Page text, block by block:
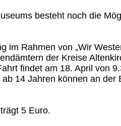
besteht noch die
im Rahmen von „Wir
der Kreise
findet am 18. April von
14 Jahren können an der
5 Euro.